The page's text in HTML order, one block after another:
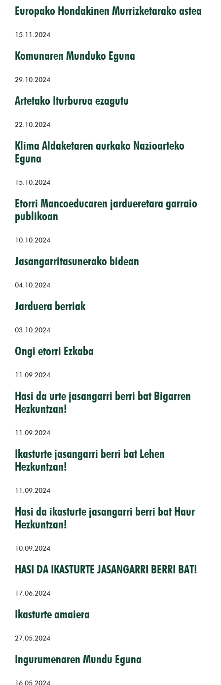
Europako Hondakinen Murrizketarako astea
15.11.2024
Komunaren Munduko Eguna
29.10.2024
Artetako Iturburua ezagutu
22.10.2024
Klima Aldaketaren aurkako Nazioarteko
Eguna
15.10.2024
Etorri Mancoeducaren jardueretara garraio
publikoan
10.10.2024
Jasangarritasunerako bidean
04.10.2024
Jarduera berriak
03.10.2024
Ongi etorri Ezkaba
11.09.2024
Hasi da urte jasangarri berri bat Bigarren
Hezkuntzan!
11.09.2024
Ikasturte jasangarri berri bat Lehen
Hezkuntzan!
11.09.2024
Hasi da ikasturte jasangarri berri bat Haur
Hezkuntzan!
10.09.2024
HASI DA IKASTURTE JASANGARRI BERRI BAT!
17.06.2024
Ikasturte amaiera
27.05.2024
Ingurumenaren Mundu Eguna
16.05.2024